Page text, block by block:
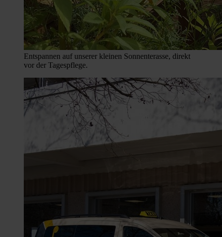
Entspannen auf unserer kleinen Sonnenterasse, direkt
vor der Tagespflege.